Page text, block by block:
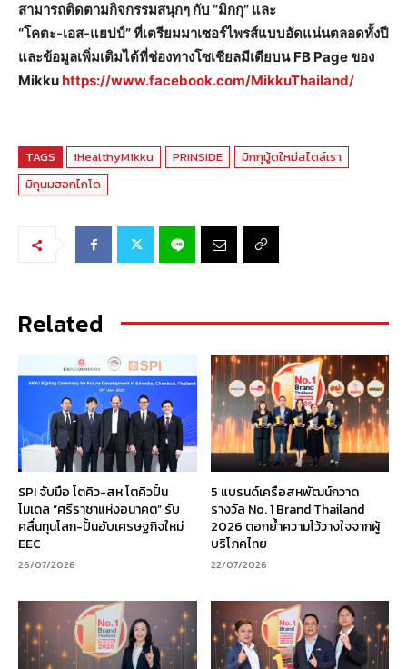
สามารถติดตามกิจกรรมสนุกๆ กับ “มิกกุ” และ
“โคตะ-เอส-แยปป์” ที่เตรียมมาเซอร์ไพรส์แบบอัดแน่นตลอดทั้งปี
และข้อมูลเพิ่มเติมได้ที่ช่องทางโซเชียลมีเดียบน FB Page ของ
Mikkuhttps://www.facebook.com/MikkuThailand/
TAGS iHealthyMikku PRINSIDE
มิกกุมู้ดใหม่สไตล์เรา
มิกุนมฮอกไกโด
Related
SPI จับมือ โตคิว-สห โตคิวปั้น
โมเดล “ศรีราชาแห่งอนาคต” รับ
คลื่นทุนโลก-ปั้นฮับเศรษฐกิจใหม่
EEC
26/07/2026
5 แบรนด์เครือสหพัฒน์กวาด
รางวัล No. 1 Brand Thailand
2026 ตอกย้ำความไว้วางใจจากผู้
บริโภคไทย
22/07/2026